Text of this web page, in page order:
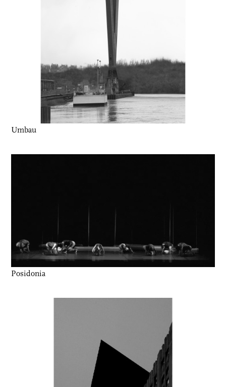
Umbau
Posidonia